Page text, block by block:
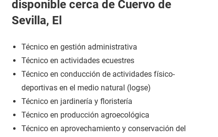
disponible cerca de Cuervo de
Sevilla, El
Técnico en gestión administrativa
Técnico en actividades ecuestres
Técnico en conducción de actividades físico-
deportivas en el medio natural (logse)
Técnico en jardinería y floristería
Técnico en producción agroecológica
Técnico en aprovechamiento y conservación del